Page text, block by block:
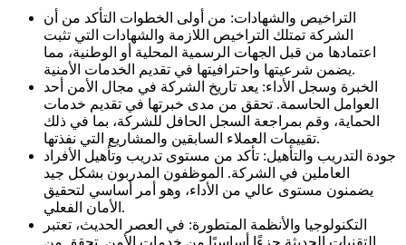
التراخيص والشهادات: من أولى الخطوات التأكد من أن
الشركة تمتلك التراخيص اللازمة والشهادات التي تثبت
اعتمادها من قبل الجهات الرسمية المحلية أو الوطنية، مما
يضمن شرعيتها واحترافيتها في تقديم الخدمات الأمنية.
الخبرة وسجل الأداء: يعد تاريخ الشركة في مجال الأمن أحد
العوامل الحاسمة. تحقق من مدى خبرتها في تقديم خدمات
الحماية، وقم بمراجعة السجل الحافل للشركة، بما في ذلك
تقييمات العملاء السابقين والمشاريع التي نفذتها.
جودة التدريب والتأهيل: تأكد من مستوى تدريب وتأهيل الأفراد
العاملين في الشركة. الموظفون المدربون بشكل جيد
يضمنون مستوى عالي من الأداء، وهو أمر أساسي لتحقيق
الأمان الفعلي.
التكنولوجيا والأنظمة المتطورة: في العصر الحديث، تعتبر